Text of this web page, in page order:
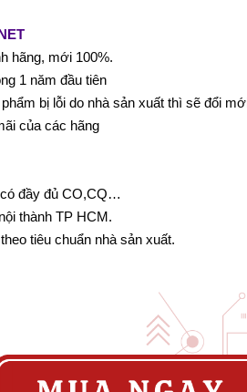
hãng, mới 100%.
1 năm đầu tiên
bị lỗi do nhà sản xuất thì sẽ đổi
của các hãng
đầy đủ CO,CQ…
thành TP HCM.
tiêu chuẩn nhà sản xuất.